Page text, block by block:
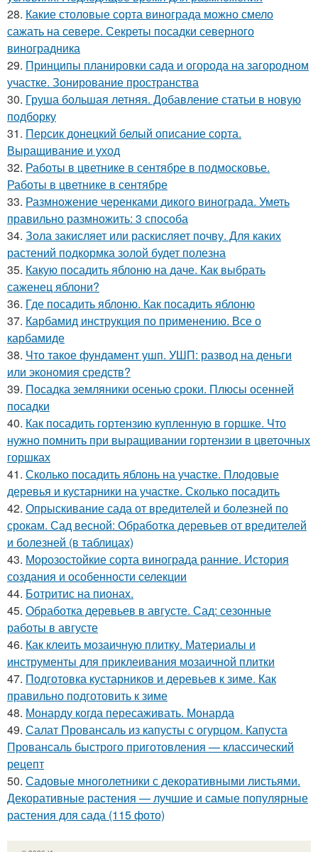
28. Какие столовые сорта винограда можно смело
сажать на севере. Секреты посадки северного
виноградника
29. Принципы планировки сада и огорода на загородном
участке. Зонирование пространства
30. Груша большая летняя. Добавление статьи в новую
подборку
31. Персик донецкий белый описание сорта.
Выращивание и уход
32. Работы в цветнике в сентябре в подмосковье.
Работы в цветнике в сентябре
33. Размножение черенками дикого винограда. Уметь
правильно размножить: 3 способа
34. Зола закисляет или раскисляет почву. Для каких
растений подкормка золой будет полезна
35. Какую посадить яблоню на даче. Как выбрать
саженец яблони?
36. Где посадить яблоню. Как посадить яблоню
37. Карбамид инструкция по применению. Все о
карбамиде
38. Что такое фундамент ушп. УШП: развод на деньги
или экономия средств?
39. Посадка земляники осенью сроки. Плюсы осенней
посадки
40. Как посадить гортензию купленную в горшке. Что
нужно помнить при выращивании гортензии в цветочных
горшках
41. Сколько посадить яблонь на участке. Плодовые
деревья и кустарники на участке. Сколько посадить
42. Опрыскивание сада от вредителей и болезней по
срокам. Сад весной: Обработка деревьев от вредителей
и болезней (в таблицах)
43. Морозостойкие сорта винограда ранние. История
создания и особенности селекции
44. Ботритис на пионах.
45. Обработка деревьев в августе. Сад: сезонные
работы в августе
46. Как клеить мозаичную плитку. Материалы и
инструменты для приклеивания мозаичной плитки
47. Подготовка кустарников и деревьев к зиме. Как
правильно подготовить к зиме
48. Монарду когда пересаживать. Монарда
49. Салат Провансаль из капусты с огурцом. Капуста
Провансаль быстрого приготовления — классический
рецепт
50. Садовые многолетники с декоративными листьями.
Декоративные растения — лучшие и самые популярные
растения для сада (115 фото)